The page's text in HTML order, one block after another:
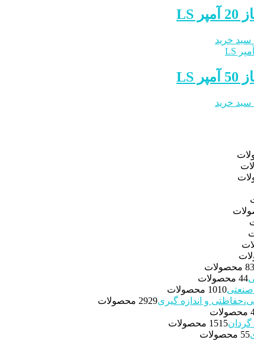
سبد خرید
سبد خرید
83
44 محصولات
1010 محصولات
و اندازه گیری
2929 محصولات
گردان
1515 محصولات
55 محصولات